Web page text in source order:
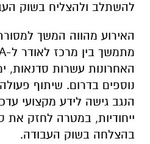
האחרונות עשרות סדנאות, ימי
הנגב גישה לידע מקצועי
ייחודיות, במטרה לחזק את
בהצלחה בשוק העבודה.
כל הפרטים על נדל"ן בבאר